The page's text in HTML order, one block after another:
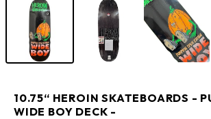
10.75“ HEROIN SKATEBOARDS -
WIDE BOY DECK -